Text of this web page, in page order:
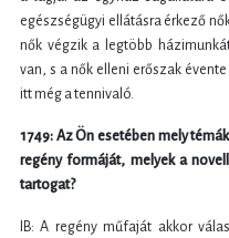
egészségügyi ellátásra érkező
nők végzik a legtöbb
van, s a nők elleni erőszak
itt még a tennivaló.
1749: Az Ön esetében mely
regény formáját, melyek a
tartogat?
IB: A regény műfaját akkor